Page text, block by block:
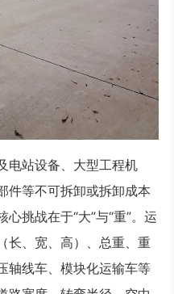
电站设备、大型工程机
件等不可拆卸或拆卸成本
挑战在于“大”与“重”。运
长、宽、高）、总重、重
轴线车、模块化运输车等